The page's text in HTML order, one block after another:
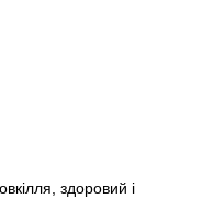
здоровий і